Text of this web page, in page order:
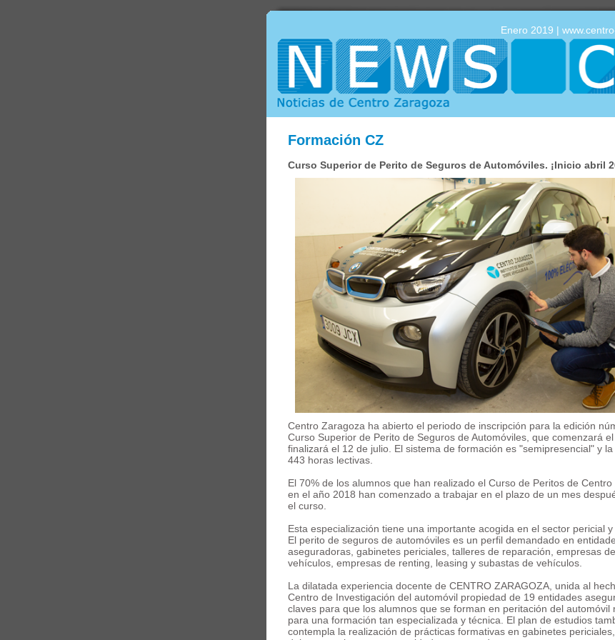
Enero 2019 |
Formación CZ
Curso Superior de Perito de Seguros de Automóviles. ¡Inicio abril
Centro Zaragoza ha abierto el periodo de inscripción para la edición
Curso Superior de Perito de Seguros de Automóviles, que comenzará
finalizará el 12 de julio. El sistema de formación es "semipresencial" y
443 horas lectivas.
El 70% de los alumnos que han realizado el Curso de Peritos de Centro
en el año 2018 han comenzado a trabajar en el plazo de un mes
el curso.
Esta especialización tiene una importante acogida en el sector pericial y
El perito de seguros de automóviles es un perfil demandado en
aseguradoras, gabinetes periciales, talleres de reparación, empresas
vehículos, empresas de renting, leasing y subastas de vehículos.
La dilatada experiencia docente de CENTRO ZARAGOZA, unida al
Centro de Investigación del automóvil propiedad de 19 entidades
claves para que los alumnos que se forman en peritación del automóvil
para una formación tan especializada y técnica. El plan de estudios
contempla la realización de prácticas formativas en gabinetes